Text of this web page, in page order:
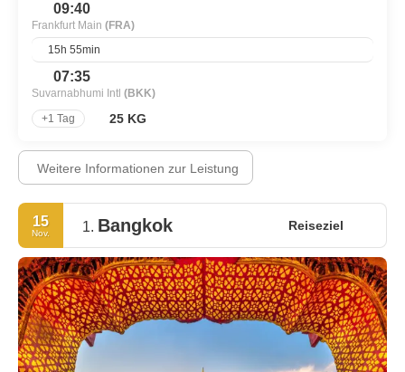
09:40
Frankfurt Main (FRA)
15h 55min
07:35
Suvarnabhumi Intl (BKK)
+1 Tag
25 KG
Weitere Informationen zur Leistung
15
Nov. 1. Bangkok Reiseziel